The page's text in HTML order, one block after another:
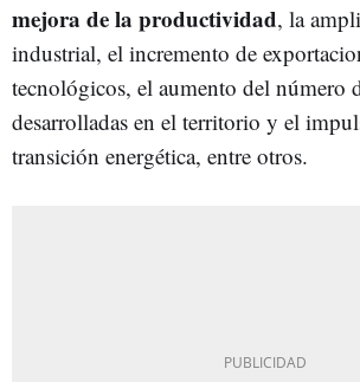
mejora de la productividad, la
industrial, el incremento de
tecnológicos, el aumento del número
desarrolladas en el territorio y el
transición energética, entre otros.